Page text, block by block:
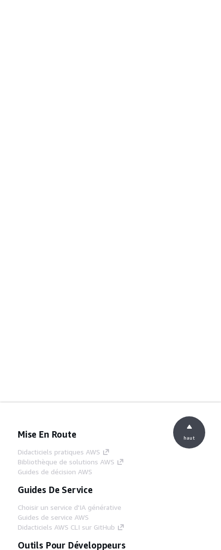
Mise En Route
Didacticiels pratiques AWS
Bibliothèque de solutions AWS
Guides de décision AWS
Guides De Service
Choisir un service d'IA générative
Guides de service AWS
Didacticiels AWS CLI sur GitHub
Outils Pour Développeurs
haut